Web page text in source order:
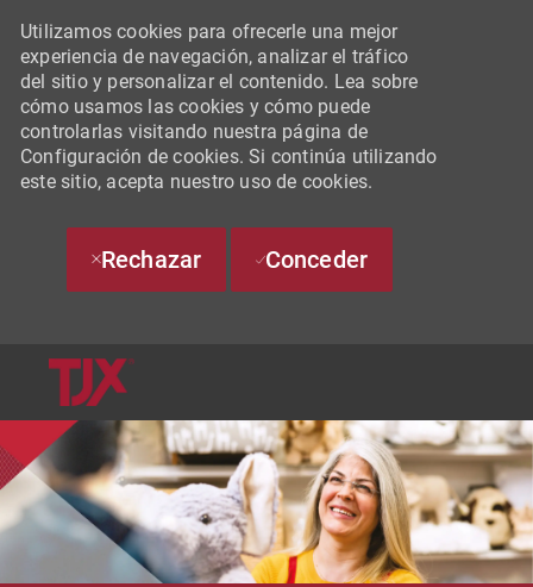
Utilizamos cookies para ofrecerle una mejor
experiencia de navegación, analizar el tráfico
del sitio y personalizar el contenido. Lea sobre
cómo usamos las cookies y cómo puede
controlarlas visitando nuestra página de
Configuración de cookies. Si continúa utilizando
este sitio, acepta nuestro uso de cookies.
Rechazar Conceder